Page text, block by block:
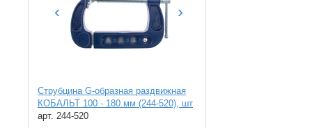
‹ ›
Струбцина G-образная раздвижная
КОБАЛЬТ 100 - 180 мм (244-520), шт
арт. 244-520